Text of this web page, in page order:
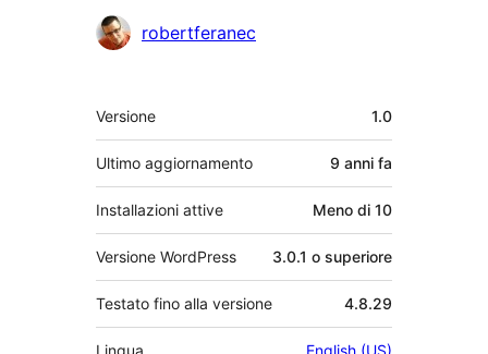
Collaboratori
robertferanec
Meta
Versione 1.0
Ultimo aggiornamento 9 anni fa
Installazioni attive Meno di 10
Versione WordPress 3.0.1 o superiore
Testato fino alla versione 4.8.29